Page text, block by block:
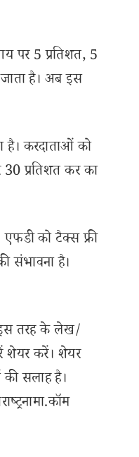
पर 5 प्रतिशत, 5
है। अब इस
करदाताओं को
प्रतिशत कर का
एफडी को टैक्स फ्री
संभावना है।
तरह के लेख/
शेयर करें। शेयर
सलाह है।